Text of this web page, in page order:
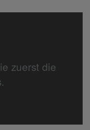
zuerst die